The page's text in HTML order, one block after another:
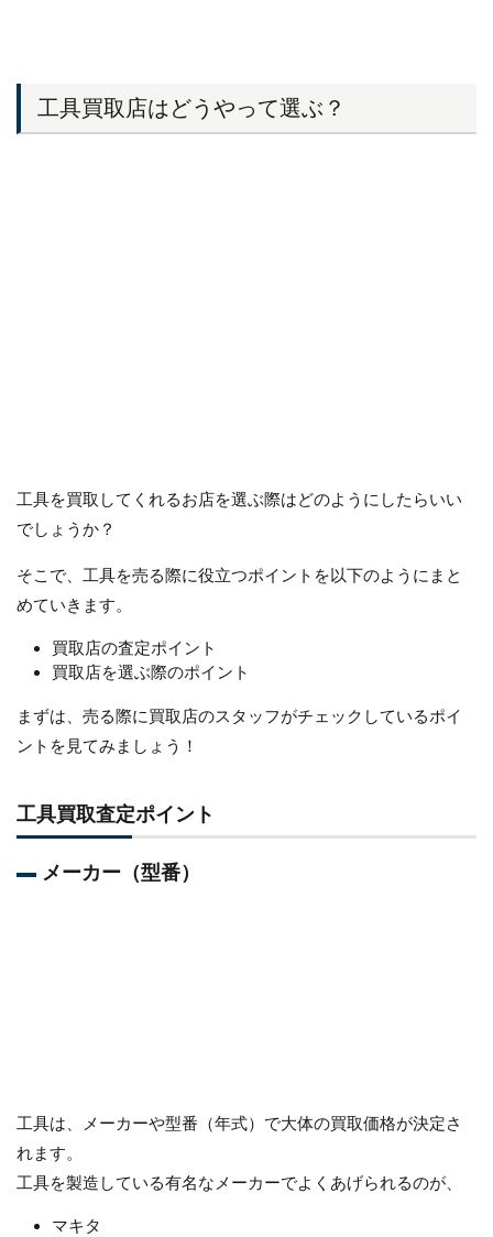
工具買取店はどうやって選ぶ？
工具を買取してくれるお店を選ぶ際はどのようにしたらいい
でしょうか？
そこで、工具を売る際に役立つポイントを以下のようにまと
めていきます。
買取店の査定ポイント
買取店を選ぶ際のポイント
まずは、売る際に買取店のスタッフがチェックしているポイ
ントを見てみましょう！
工具買取査定ポイント
メーカー（型番）
工具は、メーカーや型番（年式）で大体の買取価格が決定さ
れます。
工具を製造している有名なメーカーでよくあげられるのが、
マキタ